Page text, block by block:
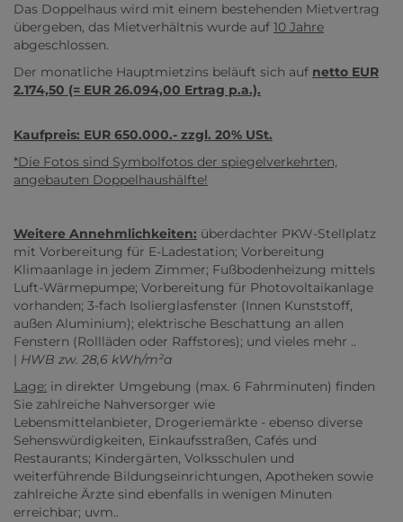
Das Doppelhaus wird mit einem bestehenden Mietvertrag
übergeben, das Mietverhältnis wurde auf 10 Jahre
abgeschlossen.
Der monatliche Hauptmietzins beläuft sich auf netto EUR
2.174,50 (= EUR 26.094,00 Ertrag p.a.).
Kaufpreis: EUR 650.000.- zzgl. 20% USt.
*Die Fotos sind Symbolfotos der spiegelverkehrten,
angebauten Doppelhaushälfte!
Weitere Annehmlichkeiten: überdachter PKW-Stellplatz
mit Vorbereitung für E-Ladestation; Vorbereitung
Klimaanlage in jedem Zimmer; Fußbodenheizung mittels
Luft-Wärmepumpe; Vorbereitung für Photovoltaikanlage
vorhanden; 3-fach Isolierglasfenster (Innen Kunststoff,
außen Aluminium); elektrische Beschattung an allen
Fenstern (Rollläden oder Raffstores); und vieles mehr ..
| HWB zw. 28,6 kWh/m²a
Lage: in direkter Umgebung (max. 6 Fahrminuten) finden
Sie zahlreiche Nahversorger wie
Lebensmittelanbieter, Drogeriemärkte - ebenso diverse
Sehenswürdigkeiten, Einkaufsstraßen, Cafés und
Restaurants; Kindergärten, Volksschulen und
weiterführende Bildungseinrichtungen, Apotheken sowie
zahlreiche Ärzte sind ebenfalls in wenigen Minuten
erreichbar; uvm..